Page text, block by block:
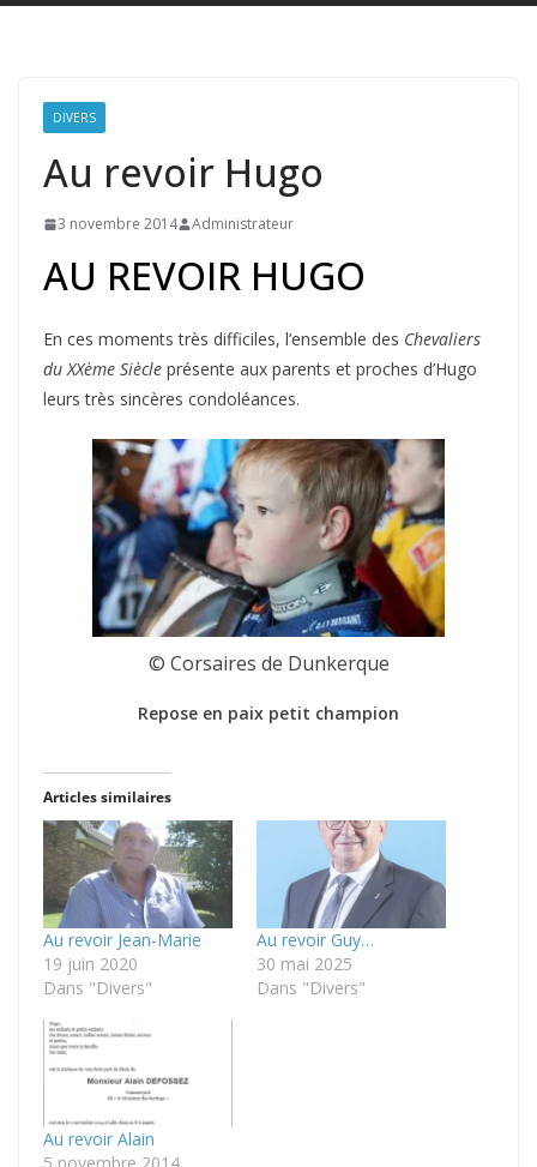
DIVERS
Au revoir Hugo
3 novembre 2014 Administrateur
AU REVOIR HUGO
En ces moments très difficiles, l’ensemble des Chevaliers
du XXème Siècle présente aux parents et proches d’Hugo
leurs très sincères condoléances.
© Corsaires de Dunkerque
Repose en paix petit champion
Articles similaires
Au revoir Jean-Marie
19 juin 2020
Dans "Divers"
Au revoir Guy…
30 mai 2025
Dans "Divers"
Au revoir Alain